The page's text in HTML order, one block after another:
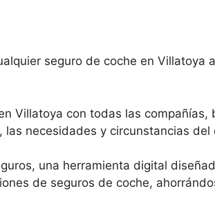
seguro de coche en Villatoya
Villatoya con todas las compañías,
necesidades y circunstancias del
una herramienta digital
de seguros de coche,